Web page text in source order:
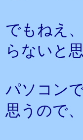
でもねえ
らないと
パソコン
思うので、